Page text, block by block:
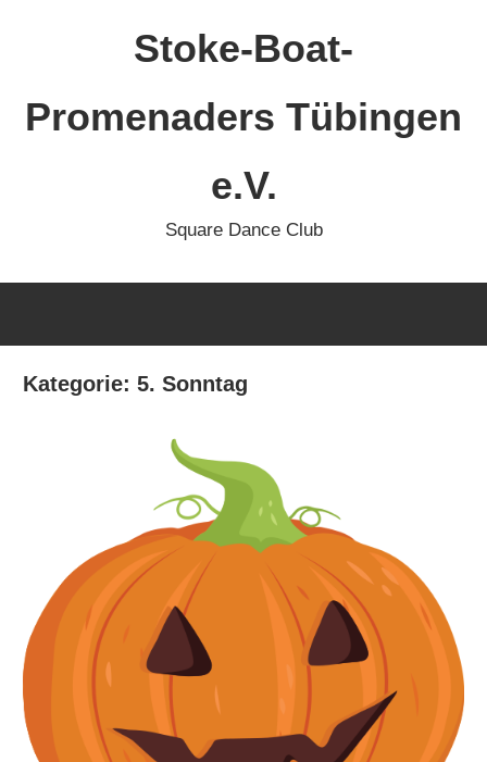
Stoke-Boat-
Promenaders Tübingen
e.V.
Square Dance Club
Kategorie:5. Sonntag